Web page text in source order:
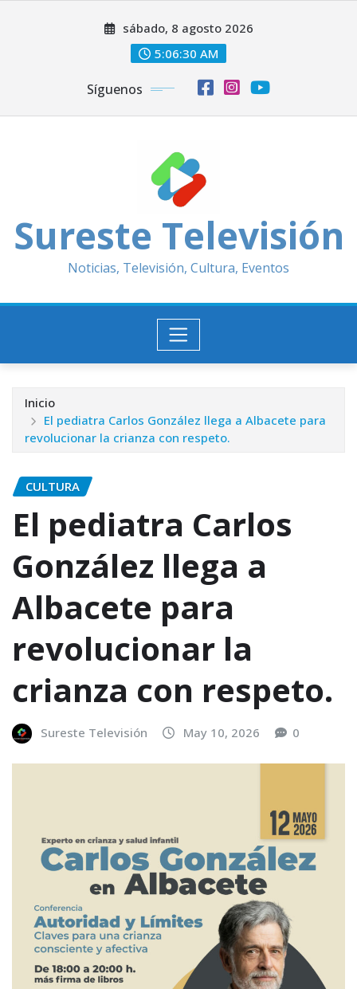
sábado, 8 agosto 2026
5:06:32 AM
Síguenos
Sureste Televisión
Noticias, Televisión, Cultura, Eventos
Inicio
El pediatra Carlos González llega a Albacete para
revolucionar la crianza con respeto.
CULTURA
El pediatra Carlos
González llega a
Albacete para
revolucionar la
crianza con respeto.
Sureste Televisión May 10, 2026 0